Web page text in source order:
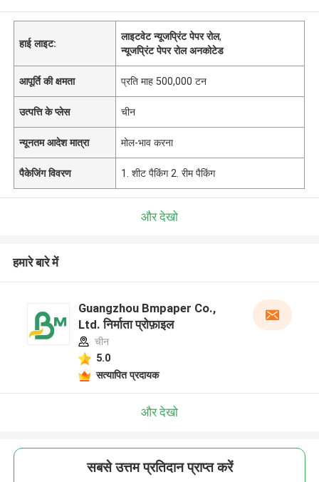
हाई लाइट:
लाइटवेट न्यूजप्रिंट पेपर रोल,
न्यूजप्रिंट पेपर रोल अनकोटेड
आपूर्ति की क्षमता प्रति माह 500,000 टन
उत्पत्ति के प्लेस चीन
न्यूनतम आदेश मात्रा मोल-भाव करना
पैकेजिंग विवरण 1. शीट पैकिंग 2. रीम पैकिंग
और देखो
हमारे बारे में
Guangzhou Bmpaper Co.,
Ltd. निर्माता प्रोफ़ाइल
चीन
5.0
सत्यापित प्रदायक
और देखो
सबसे उत्तम प्रतिदान प्राप्त करें